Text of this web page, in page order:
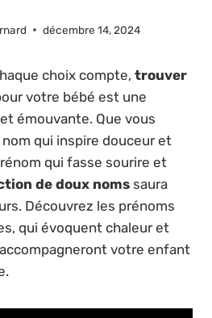
décembre 14, 2024
choix compte, trouver
votre bébé est une
émouvante. Que vous
qui inspire douceur et
qui fasse sourire et
de doux noms saura
Découvrez les prénoms
qui évoquent chaleur et
votre enfant